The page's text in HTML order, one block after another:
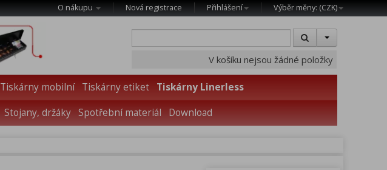
O nákupu Nová registrace Přihlášení Výběr měny: (CZK)
V košíku nejsou žádné položky
Tiskárny mobilní Tiskárny etiket
Tiskárny Linerless
Stojany, držáky Spotřební materiál Download